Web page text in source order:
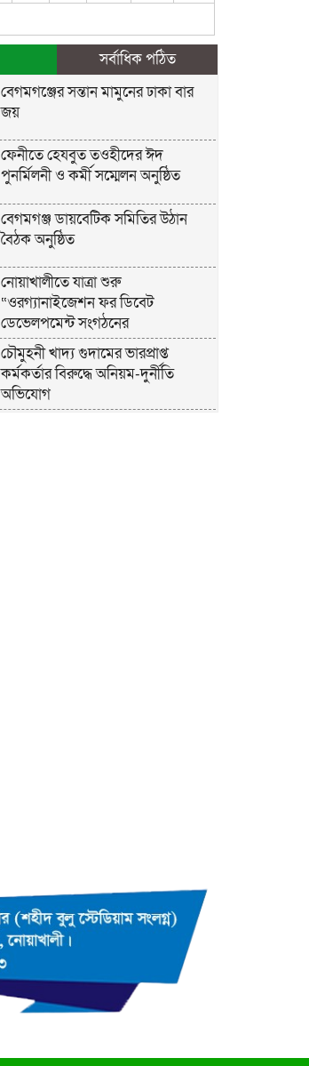
সর্বাধিক পঠিত
বেগমগঞ্জের সন্তান মামুনের ঢাকা বার
জয়
ফেনীতে হেযবুত তওহীদের ঈদ
পুনর্মিলনী ও কর্মী সম্মেলন অনুষ্ঠিত
বেগমগঞ্জ ডায়বেটিক সমিতির উঠান
বৈঠক অনুষ্ঠিত
নোয়াখালীতে যাত্রা শুরু
“ওরগ্যানাইজেশন ফর ডিবেট
ডেভেলপমেন্ট সংগঠনের
চৌমুহনী খাদ্য গুদামের ভারপ্রাপ্ত
কর্মকর্তার বিরুদ্ধে অনিয়ম-দুর্নীতি
অভিযোগ